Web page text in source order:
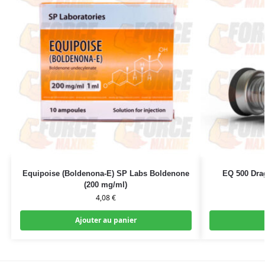
Equipoise (Boldenona-E) SP Labs Boldenone
(200 mg/ml)
4,08€
Ajouter au panier
EQ 500